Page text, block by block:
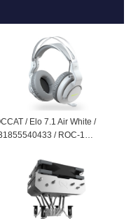
ファン
ケーブル付属
ファンコネクタの標準
んのでご注意下さい
部分まで）
/ Elo 7.1 Air White /
/ ROC-1…